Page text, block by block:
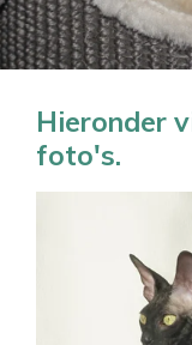
Hieronder
foto's.